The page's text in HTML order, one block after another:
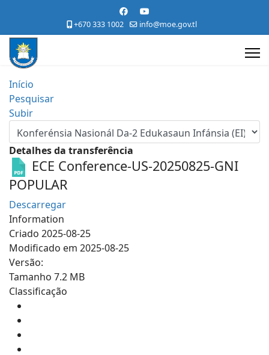
+670 333 1002 info@moe.gov.tl
Início
Pesquisar
Subir
Detalhes da transferência
ECE Conference-US-20250825-GNI
POPULAR
Descarregar
Information
Criado 2025-08-25
Modificado em 2025-08-25
Versão:
Tamanho 7.2 MB
Classificação